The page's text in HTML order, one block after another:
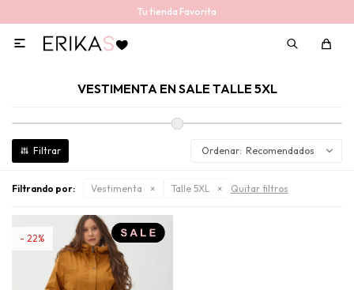
Tu tienda Favorita

VESTIMENTA EN SALE TALLE 5XL
Recomendados
Filtrando por: Vestimenta Talle 5XL Quitar filtros
22